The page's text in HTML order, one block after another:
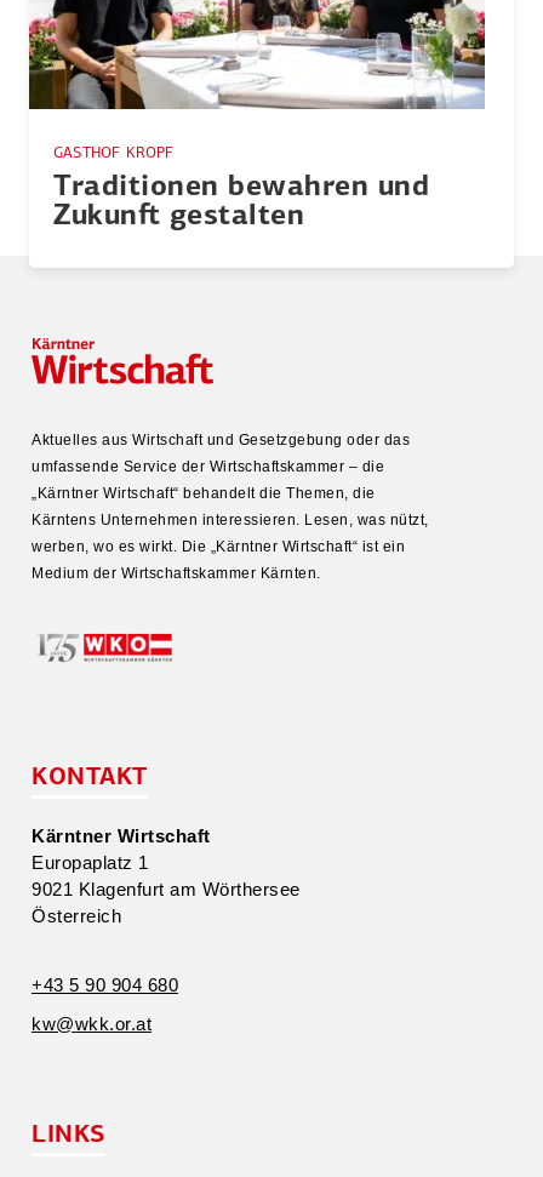
GASTHOF KROPF
Tradi­tionen bewahren und
Zukunft gestalten
Aktuelles aus Wirtschaft und Gesetz­gebung oder das
umfas­sende Service der Wirtschafts­kammer – die
„Kärntner Wirtschaft“ behandelt die Themen, die
Kärntens Unter­nehmen inter­es­sieren. Lesen, was nützt,
werben, wo es wirkt. Die „Kärntner Wirtschaft“ ist ein
Medium der Wirtschafts­kammer Kärnten.
KONTAKT
Kärntner Wirtschaft
Europa­platz 1
9021 Klagenfurt am Wörthersee
Öster­reich
+43 5 90 904 680
kw@​wkk.​or.​at
LINKS